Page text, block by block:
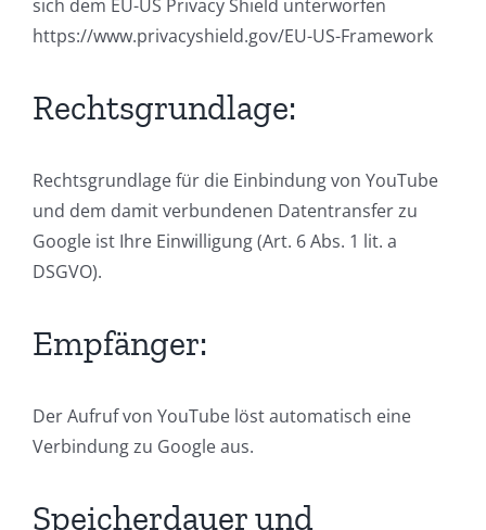
sich dem EU-US Privacy Shield unterworfen
https://www.privacyshield.gov/EU-US-Framework
Rechtsgrundlage:
Rechtsgrundlage für die Einbindung von YouTube
und dem damit verbundenen Datentransfer zu
Google ist Ihre Einwilligung (Art. 6 Abs. 1 lit. a
DSGVO).
Empfänger:
Der Aufruf von YouTube löst automatisch eine
Verbindung zu Google aus.
Speicherdauer und